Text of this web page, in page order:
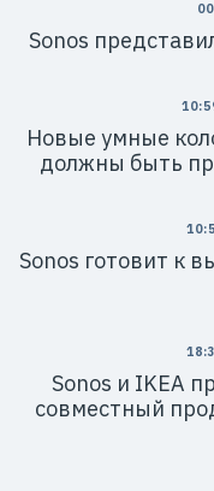
Sonos
Новые умные
должны быть
Sonos готовит к
Sonos и IKEA
совместный